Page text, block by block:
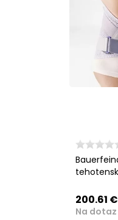
200.61 €
Na dotaz